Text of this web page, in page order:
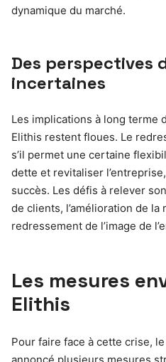
dynamique du marché.
Des perspectives
incertaines
Les implications à long terme
Elithis restent floues. Le
s’il permet une certaine
dette et revitaliser
succès. Les défis à relever
de clients, l’amélioration de la
redressement de l’image de
Les mesures
Elithis
Pour faire face à cette crise,